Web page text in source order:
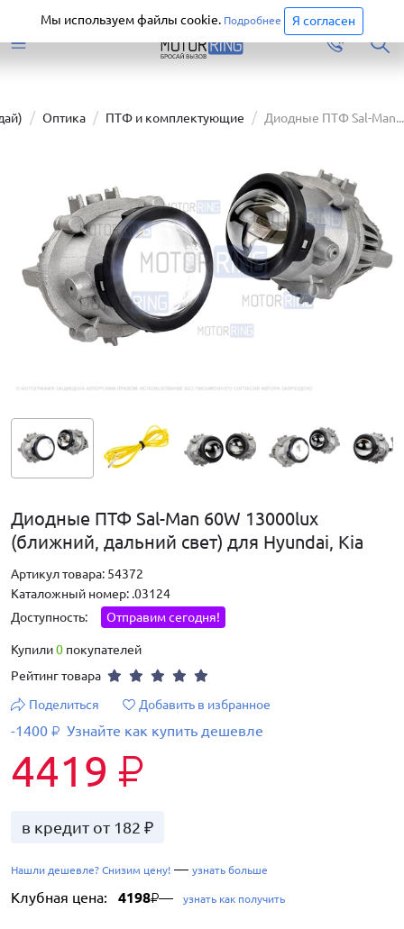
Перейти
Оптика ПТФ и комплектующие Диодные ПТФ Sal-Man...
Диодные ПТФ Sal-Man 60W 13000lux
(ближний, дальний свет) для Hyundai, Kia
Артикул товара: 54372
Каталожный номер: .03124
Доступность:
Отправим сегодня!
Купили0 покупателей
Рейтинг товара
Поделиться
Добавить в избранное
-1400 ₽ Узнайте как купить дешевле
4419 ₽
в кредит от 182 ₽
Нашли дешевле? Снизим цену! — узнать больше
Клубная цена: 4198₽— узнать как получить
Мы используем файлы cookie. Подробнее Я согласен